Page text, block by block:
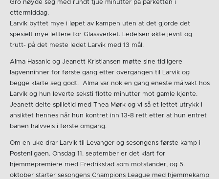
Gro nøyde seg med rundt tjue minutter på parketten i
ettermiddag.
Larvik byttet mye i løpet av kampen uten at det gjorde det
spesielt mye lettere for Glassverket. Ledelsen økte jevnt og
trutt- på det meste ledet Larvik med 13 mål.
Alma Hasanic og Jeanett Kristiansen møtte sine tidligere
lagvenninner for første gang etter overgangen til Larvik og
begge klarte seg godt. Alma var nok en gang eneste målvakt hos
Larvik og hun leverte seksti flotte minutter mot gamle kjente.
Jeanett delte spilletid med Thea Mørk og vi så et lettet utrykk i
ansiktet hennes når hun kontret inn 13-8 rett etter at hun entret
banen halvveis i første omgang.
Om en uke drar Larvik til Levanger og sesongens første kamp i
Postenligaen. Onsdag 11. september er det klart for
hjemmepremiere med Fredrikstad som motstander, og 5.
oktober starter sesongens Champions League med hjemmekamp